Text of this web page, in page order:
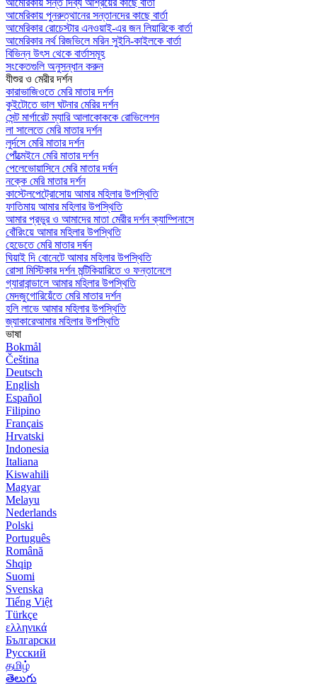
আমেরিকায় পুনরুত্থানের সন্তানদের কাছে বার্তা
আমেরিকার রোচেস্টার এনওয়াই-এর জন লিয়ারিকে বার্তা
আমেরিকার নর্থ রিজভিলে মরিন সুইনি-কাইলকে বার্তা
বিভিন্ন উৎস থেকে বার্তাসমূহ
সংকেতগুলি অনুসন্ধান করুন
যীশুর ও মেরীর দর্শন
কারাভাজিওতে মেরি মাতার দর্শন
কুইটোতে ভাল ঘটনার মেরির দর্শন
সেন্ট মার্গারেট ম্যারি আলাকোককে রোভিলেশন
লা সালেতে মেরি মাতার দর্শন
লুর্দসে মেরি মাতার দর্শন
পোঁত্মেইনে মেরি মাতার দর্শন
পেলেভোয়াসিনে মেরি মাতার দর্ষন
নক্কে মেরি মাতার দর্শন
কাস্টেলপেট্রোসোয় আমার মহিলার উপস্থিতি
ফাতিমায় আমার মহিলার উপস্থিতি
আমার প্রভুর ও আমাদের মাতা মেরীর দর্শন ক্যাম্পিনাসে
বোঁরিংয়ে আমার মহিলার উপস্থিতি
হেডেতে মেরি মাতার দর্ষন
ঘিয়াই দি বোনেটে আমার মহিলার উপস্থিতি
রোসা মিস্টিকার দর্শন মন্টিকিয়ারিতে ও ফন্তানেলে
গ্যারাবান্ডালে আমার মহিলার উপস্থিতি
মেদজুগোরিয়েঁতে মেরি মাতার দর্শন
হলি লাভে আমার মহিলার উপস্থিতি
জ্যাকারেআমার মহিলার উপস্থিতি
ভাষা
Bokmål
Čeština
Deutsch
English
Español
Filipino
Français
Hrvatski
Indonesia
Italiana
Kiswahili
Magyar
Melayu
Nederlands
Polski
Português
Română
Shqip
Suomi
Svenska
Tiếng Việt
Türkçe
ελληνικά
Български
Русский
தமிழ்
తెలుగు